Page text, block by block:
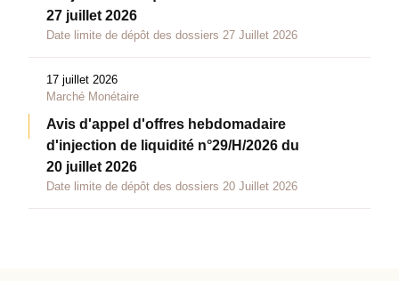
27 juillet 2026
Date limite de dépôt des dossiers 27 Juillet 2026
17 juillet 2026
Marché Monétaire
Avis d'appel d'offres hebdomadaire
d'injection de liquidité n°29/H/2026 du
20 juillet 2026
Date limite de dépôt des dossiers 20 Juillet 2026